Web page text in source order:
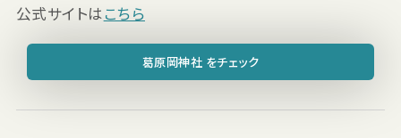
公式サイトはこちら
葛原岡神社 をチェック